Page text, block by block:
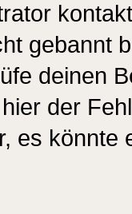
gebannt
deinen
der
es könnte